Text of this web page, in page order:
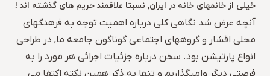
خیلی از خانمهای خانه در ایران, نسبتا علاقمند حریم های گذشته اند !
آنچه عرض شد نگاهی کلی درباره اهمیت توجه به فرهنگهای
محلی اقشار و گروههای اجتماعی گوناگون جامعه ما, در طراحی
انواع پارتیشن بود. سخن درباره جزئیات اجرائی هر مورد را به